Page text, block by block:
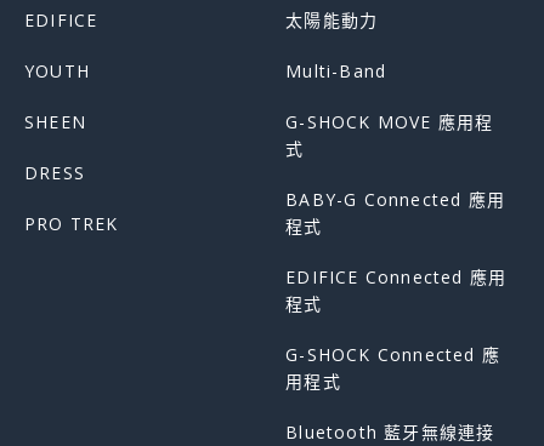
EDIFICE
YOUTH
SHEEN
DRESS
PRO TREK
太陽能動力
Multi-Band
G-SHOCK MOVE 應用程
式
BABY-G Connected 應用
程式
EDIFICE Connected 應用
程式
G-SHOCK Connected 應
用程式
Bluetooth 藍牙無線連接